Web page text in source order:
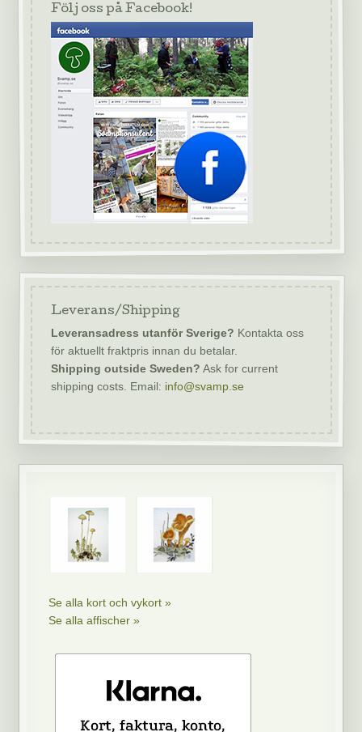
Följ oss på Facebook!
Leverans/Shipping
Leveransadress utanför Sverige? Kontakta oss
för aktuellt fraktpris innan du betalar.
Shipping outside Sweden? Ask for current
shipping costs. Email: info@svamp.se
Se alla kort och vykort »
Se alla affischer »